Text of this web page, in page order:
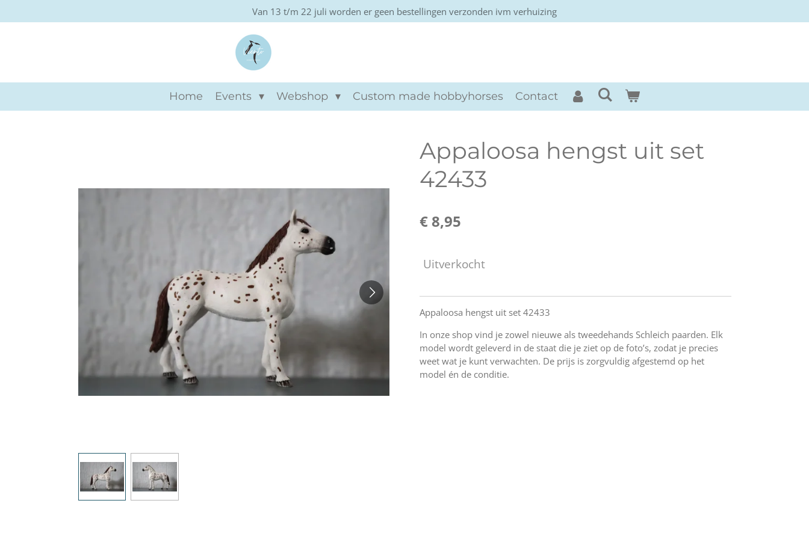
direct
Van 13 t/m 22 juli worden er geen bestellingen verzonden ivm verhuizing
Home Events Webshop Custom made hobbyhorses Contact
Appaloosa hengst uit set
42433
€ 8,95
Uitverkocht
Appaloosa hengst uit set 42433
In onze shop vind je zowel nieuwe als tweedehands Schleich paarden. Elk
model wordt geleverd in de staat die je ziet op de foto’s, zodat je precies
weet wat je kunt verwachten. De prijs is zorgvuldig afgestemd op het
model én de conditie.